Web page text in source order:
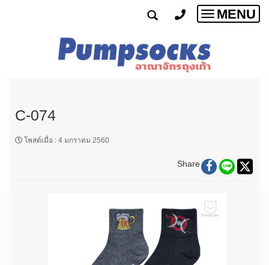
Toggle
MENU
C-074
โพสต์เมื่อ : 4 มกราคม 2560
Share